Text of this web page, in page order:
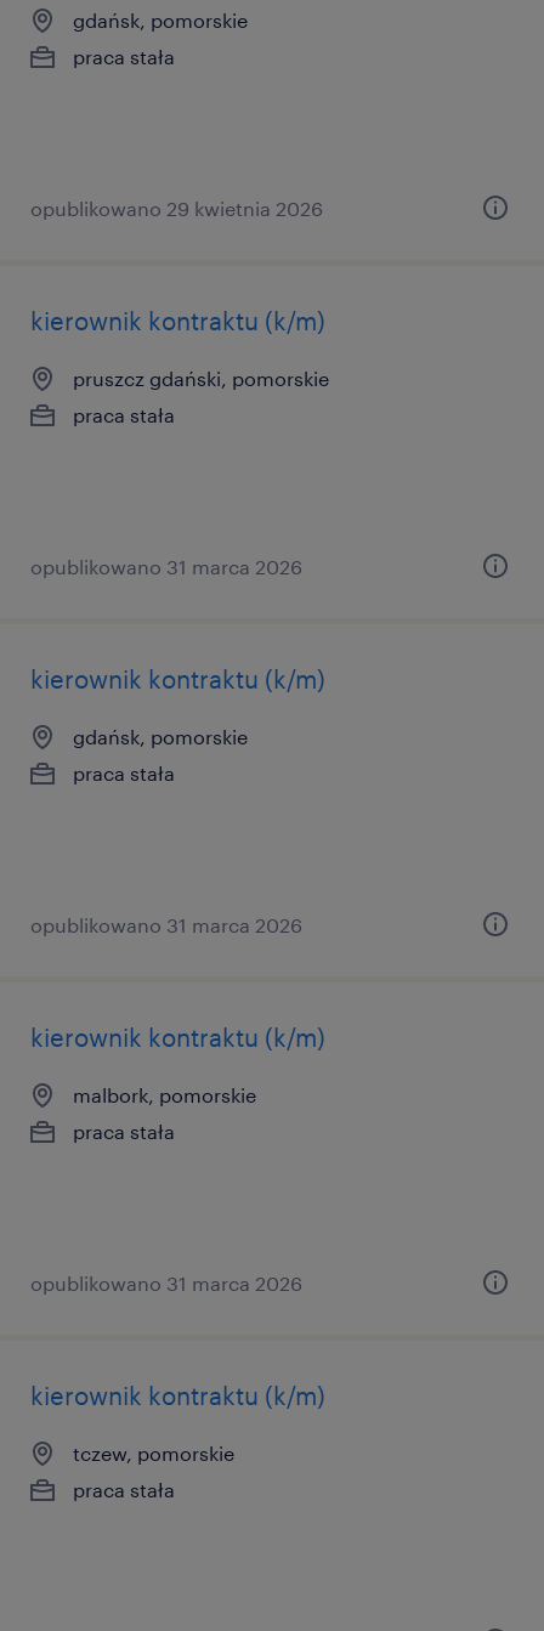
gdańsk, pomorskie
praca stała
opublikowano 29 kwietnia 2026
kierownik kontraktu (k/m)
pruszcz gdański, pomorskie
praca stała
opublikowano 31 marca 2026
kierownik kontraktu (k/m)
gdańsk, pomorskie
praca stała
opublikowano 31 marca 2026
kierownik kontraktu (k/m)
malbork, pomorskie
praca stała
opublikowano 31 marca 2026
kierownik kontraktu (k/m)
tczew, pomorskie
praca stała